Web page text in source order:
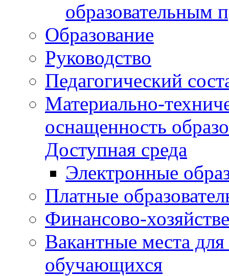
образовательным
Образование
Руководство
Педагогический
Материально-
оснащенность
Доступная среда
Электронные
Платные
Финансово-
Вакантные места
обучающихся